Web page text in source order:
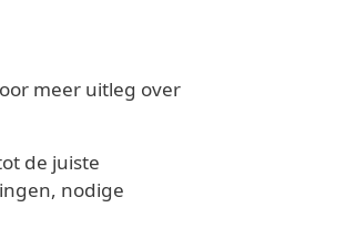
meer uitleg over
de juiste
nodige